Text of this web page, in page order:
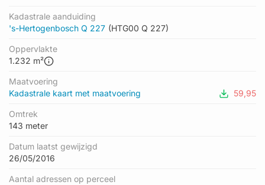
Kadastrale aanduiding
's-Hertogenbosch Q 227 (HTG00 Q 227)
Oppervlakte
1.232 m²
Maatvoering
Kadastrale kaart met maatvoering
59,95
Omtrek
143 meter
Datum laatst gewijzigd
26/05/2016
Aantal adressen op perceel